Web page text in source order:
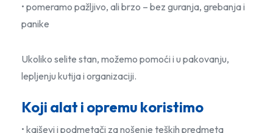
• pomeramo pažljivo, ali brzo – bez guranja, grebanja i
panike
Ukoliko selite stan, možemo pomoći i u pakovanju,
lepljenju kutija i organizaciji.
Koji alat i opremu koristimo
• kaiševi i podmetači za nošenje teških predmeta